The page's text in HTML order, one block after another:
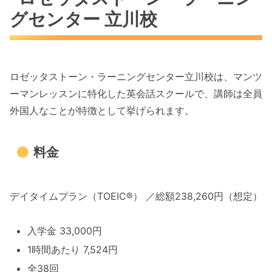
グセンター 立川校
ロゼッタストーン・ラーニングセンター立川校は、マンツ
ーマンレッスンに特化した英会話スクールで、講師は全員
外国人なことが特徴として挙げられます。
料金
デイタイムプラン（TOEIC®） ／総額238,260円（想定）
入学金 33,000円
1時間あたり 7,524円
全38回